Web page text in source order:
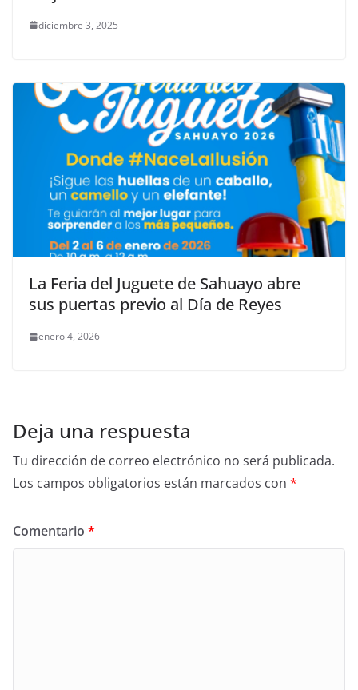
diciembre 3, 2025
La Feria del Juguete de Sahuayo abre
sus puertas previo al Día de Reyes
enero 4, 2026
Deja una respuesta
Tu dirección de correo electrónico no será publicada.
Los campos obligatorios están marcados con *
Comentario *